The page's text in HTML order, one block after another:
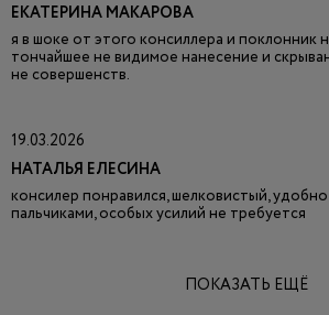
ЕКАТЕРИНА МАКАРОВА
я в шоке от этого консиллера и поклонник
тончайшее не видимое нанесение и
не совершенств.
19.03.2026
НАТАЛЬЯ ЕЛЕСИНА
консилер понравился, шелковистый,
пальчиками, особых усилий не требуется
ПОКАЗАТЬ ЕЩЁ